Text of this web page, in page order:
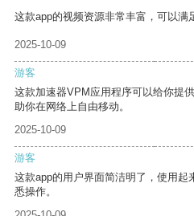
这款app的视频资源非常丰富，可以满
2025-10-09
游客
这款加速器VPM应用程序可以给你提
助你在网络上自由移动。
2025-10-09
游客
这款app的用户界面简洁明了，使用
悉操作。